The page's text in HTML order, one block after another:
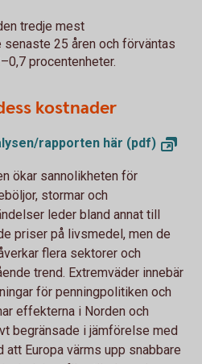
tredje mest
25 åren och förväntas
procentenheter.
kostnader
rapporten här (pdf)
ökar sannolikheten för
stormar och
leder bland annat till
priser på livsmedel, men de
flera sektorer och
trend. Extremväder innebär
för penningpolitiken och
effekterna i Norden och
begränsade i jämförelse med
att Europa värms upp snabbare